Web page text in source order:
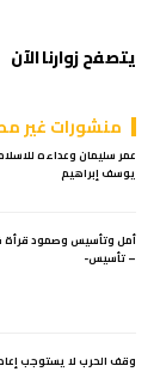
يتصفح زوارنا الآن
منشورات غير
يوسف إبراهيم
أمل وتأسيس وصمود قرأة
– تأسيس-
وقف الحرب لا يستوجب